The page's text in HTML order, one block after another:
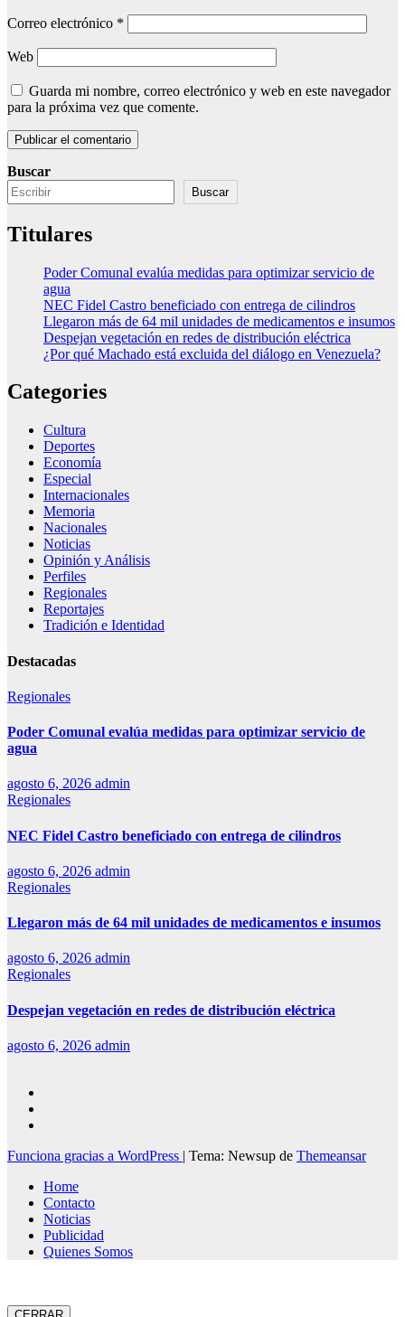
Correo electrónico *
Web
Guarda mi nombre, correo electrónico y web en este navegador
para la próxima vez que comente.
Buscar
Buscar
Titulares
Poder Comunal evalúa medidas para optimizar servicio de
agua
NEC Fidel Castro beneficiado con entrega de cilindros
Llegaron más de 64 mil unidades de medicamentos e insumos
Despejan vegetación en redes de distribución eléctrica
¿Por qué Machado está excluida del diálogo en Venezuela?
Categories
Cultura
Deportes
Economía
Especial
Internacionales
Memoria
Nacionales
Noticias
Opinión y Análisis
Perfiles
Regionales
Reportajes
Tradición e Identidad
Destacadas
Regionales
Poder Comunal evalúa medidas para optimizar servicio de
agua
agosto 6, 2026 admin
Regionales
NEC Fidel Castro beneficiado con entrega de cilindros
agosto 6, 2026 admin
Regionales
Llegaron más de 64 mil unidades de medicamentos e insumos
agosto 6, 2026 admin
Regionales
Despejan vegetación en redes de distribución eléctrica
agosto 6, 2026 admin
Funciona gracias a WordPress | Tema: Newsup de Themeansar
Home
Contacto
Noticias
Publicidad
Quienes Somos